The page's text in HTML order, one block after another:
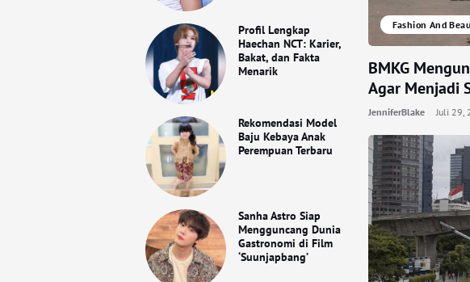
Profil Lengkap
Haechan NCT: Karier,
Bakat, dan Fakta
Menarik
Rekomendasi Model
Baju Kebaya Anak
Perempuan Terbaru
Sanha Astro Siap
Mengguncang Dunia
Gastronomi di Film
‘Suunjapbang’
Fashion And
BMKG
Agar Menjadi
JenniferBlake Juli 29,